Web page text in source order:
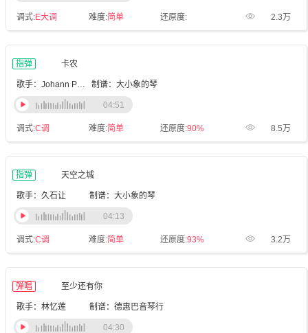
调式:E大调 难度:简单 还原度: 2.3万
指弹 卡农
歌手：Johann Pachelbel 制谱：大小象的琴
调式:C调 难度:简单 还原度:90% 8.5万
04:51
指弹 天空之城
歌手：久石让 制谱：大小象的琴
调式:C调 难度:简单 还原度:93% 3.2万
04:13
弹唱 至少还有你
歌手：林忆莲 制谱：德惠巴音琴行
04:30